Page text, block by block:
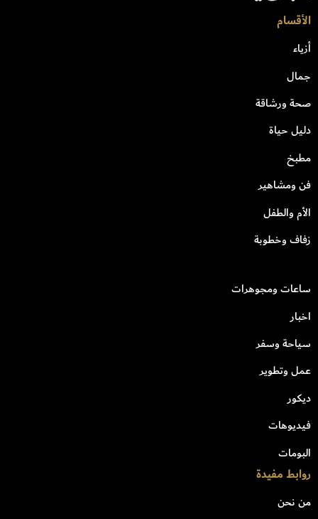
الأقسام
أزياء
جمال
صحة ورشاقة
دليل حياة
مطبخ
فن ومشاهير
الأم والطفل
زفاف وخطوبة
ساعات ومجوهرات
اخبار
سياحة وسفر
عمل وتطوير
ديكور
فيديوهات
البومات
روابط مفيدة
من نحن